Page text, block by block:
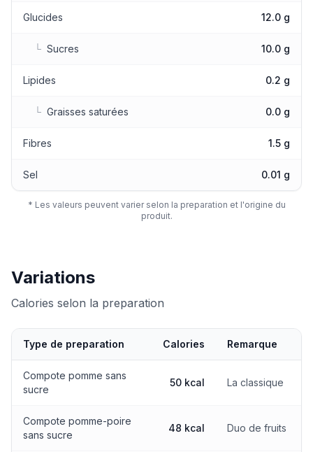
Glucides 12.0 g
└ Sucres 10.0 g
Lipides 0.2 g
└ Graisses saturées 0.0 g
Fibres 1.5 g
Sel 0.01 g
* Les valeurs peuvent varier selon la preparation et l'origine du
produit.
Variations
Calories selon la preparation
Type de preparation Calories Remarque
Compote pomme sans
sucre
50 kcal La classique
Compote pomme-poire
sans sucre
48 kcal Duo de fruits